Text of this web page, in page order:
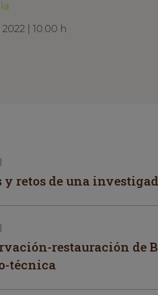
| 10.00 h
y retos de una
restauración de
técnica